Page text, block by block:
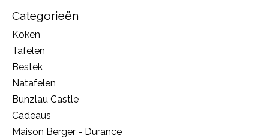
Categorieën
Koken
Tafelen
Bestek
Natafelen
Bunzlau Castle
Cadeaus
Maison Berger - Durance